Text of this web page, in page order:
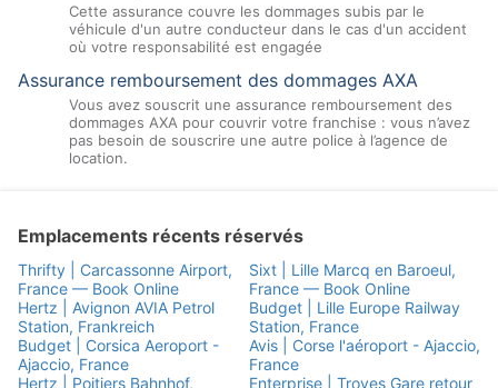
Cette assurance couvre les dommages subis par le
véhicule d'un autre conducteur dans le cas d'un accident
où votre responsabilité est engagée
Assurance remboursement des dommages AXA
Vous avez souscrit une assurance remboursement des
dommages AXA pour couvrir votre franchise : vous n’avez
pas besoin de souscrire une autre police à l’agence de
location.
Emplacements récents réservés
Thrifty | Carcassonne Airport,
France — Book Online
Sixt | Lille Marcq en Baroeul,
France — Book Online
Hertz | Avignon AVIA Petrol
Station, Frankreich
Budget | Lille Europe Railway
Station, France
Budget | Corsica Aeroport -
Ajaccio, France
Avis | Corse l'aéroport - Ajaccio,
France
Hertz | Poitiers Bahnhof,
Enterprise | Troyes Gare retour